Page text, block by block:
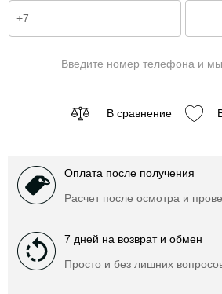
Введите номер телефона и
В сравнение
Оплата после получения
Расчет после осмотра и
7 дней на возврат и обмен
Просто и без лишних